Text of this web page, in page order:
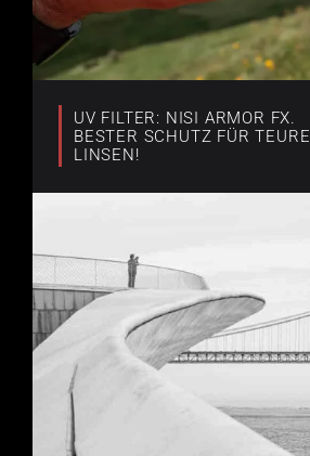
UV FILTER: NISI ARMOR FX.
BESTER SCHUTZ FÜR TEURE
LINSEN!